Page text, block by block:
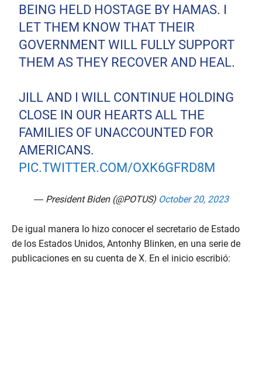
BEING HELD HOSTAGE BY HAMAS. I
LET THEM KNOW THAT THEIR
GOVERNMENT WILL FULLY SUPPORT
THEM AS THEY RECOVER AND HEAL.
JILL AND I WILL CONTINUE HOLDING
CLOSE IN OUR HEARTS ALL THE
FAMILIES OF UNACCOUNTED FOR
AMERICANS.
PIC.TWITTER.COM/OXK6GFRD8M
— President Biden (@POTUS) October 20, 2023
De igual manera lo hizo conocer el secretario de Estado
de los Estados Unidos, Antonhy Blinken, en una serie de
publicaciones en su cuenta de X. En el inicio escribió: